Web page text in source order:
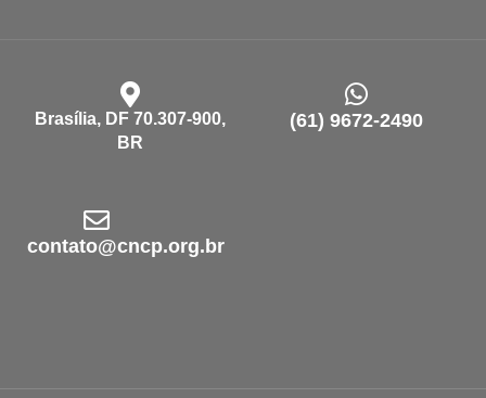
Brasília, DF 70.307-900,
BR
(61) 9672-2490
contato@cncp.org.br